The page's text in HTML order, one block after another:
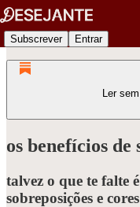
Subscrever Entrar
Ler
os benefícios de
talvez o que te falte
sobreposições e